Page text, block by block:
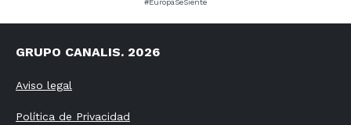
#EuropaSeSiente
GRUPO CANALIS. 2026
Aviso legal
Política de Privacidad